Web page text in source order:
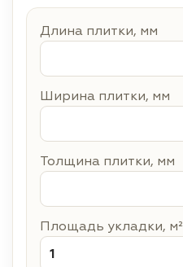
Длина плитки, мм
Ширина плитки, мм
Толщина плитки, мм
Площадь укладки, м²